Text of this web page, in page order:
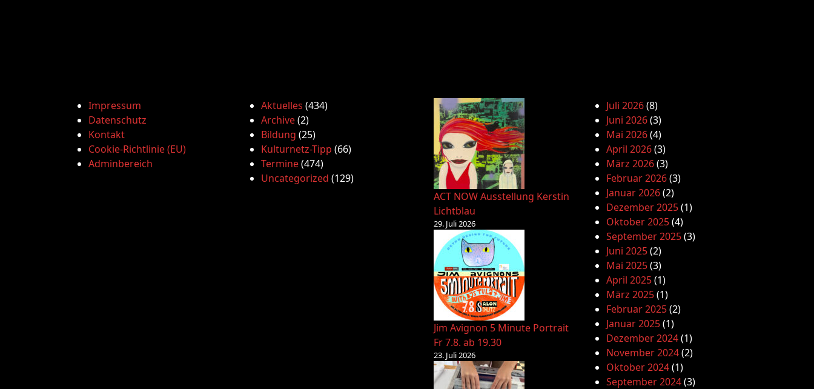
Impressum
Datenschutz
Kontakt
Cookie-Richtlinie (EU)
Adminbereich
Aktuelles (434)
Archive(2)
Bildung (25)
Kulturnetz-Tipp (66)
Termine(474)
Uncategorized (129)
ACT NOW Ausstellung Kerstin
Lichtblau
29. Juli 2026
Jim Avignon 5 Minute Portrait
Fr 7.8. ab 19.30
23. Juli 2026
Juli 2026(8)
Juni 2026(3)
Mai 2026(4)
April 2026(3)
März 2026(3)
Februar 2026(3)
Januar 2026(2)
Dezember 2025(1)
Oktober 2025(4)
September 2025(3)
Juni 2025(2)
Mai 2025(3)
April 2025(1)
März 2025(1)
Februar 2025(2)
Januar 2025(1)
Dezember 2024(1)
November 2024(2)
Oktober 2024(1)
September 2024(3)